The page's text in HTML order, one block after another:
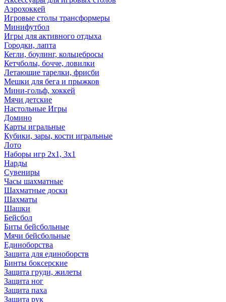
Аэрохоккей
Игровые столы трансформеры
Минифутбол
Игры для активного отдыха
Городки, лапта
Кегли, боулинг, кольцебросы
Кетчболы, бочче, ловилки
Летающие тарелки, фрисби
Мешки для бега и прыжков
Мини-гольф, хоккей
Мячи детские
Настольные Игры
Домино
Карты игральные
Кубики, зары, кости игральные
Лото
Наборы игр 2х1, 3х1
Нарды
Сувениры
Часы шахматные
Шахматные доски
Шахматы
Шашки
Бейсбол
Биты бейсбольные
Мячи бейсбольные
Единоборства
Защита для единоборств
Бинты боксерские
Защита груди, жилеты
Защита ног
Защита паха
Защита рук